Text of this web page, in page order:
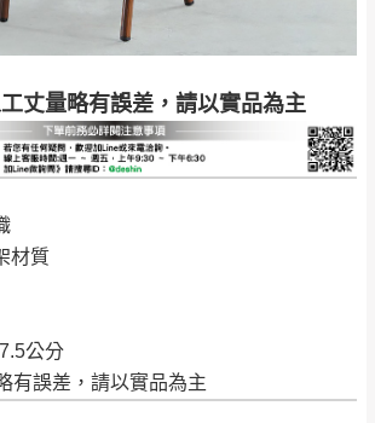
丈量略有誤差，請以實品為主
材質
公分
有誤差，請以實品為主
$ 9,000以上：免
$ 9,000以下：
NT$500元
＊A108產品另收運費
基隆山區
$ 9,000以下：
配送天數：5~14天
買方自行支付。
俱有組裝、配送的問題，並非一般
貨前皆會再與您通知，讓你不用整
貨，以節省您的寶貴時間。
公司配送較為不易，故暫無法配送
司內部。
或索取兩聯式發票，發票將於商品
作天另行寄出，另外約加上2~7個
如遇國定假日將順延寄送。